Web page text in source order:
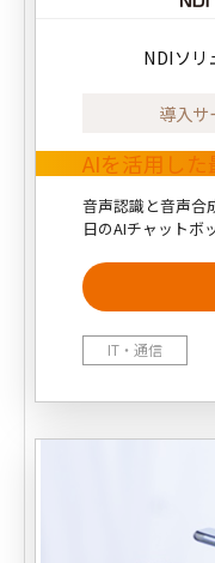
NDIソリ
導入
AIを活用した
音声認識と音声合
日のAIチャットボ
IT・通信